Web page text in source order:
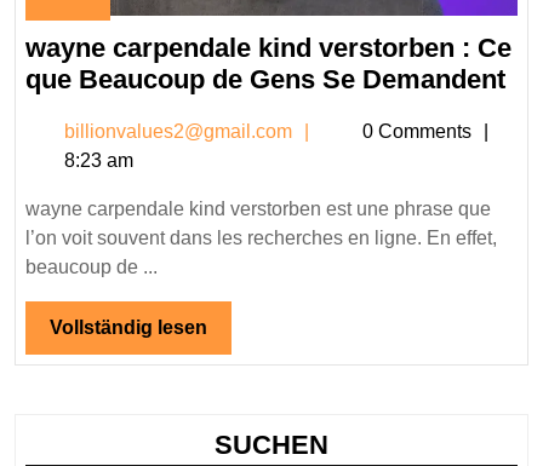
November
30,
2025
wayne carpendale kind verstorben : Ce
que Beaucoup de Gens Se Demandent
billionvalues2@gmail.com
0 Comments
8:23 am
wayne carpendale kind verstorben est une phrase que
l’on voit souvent dans les recherches en ligne. En effet,
beaucoup de ...
Vollständig lesen
lesen
SUCHEN